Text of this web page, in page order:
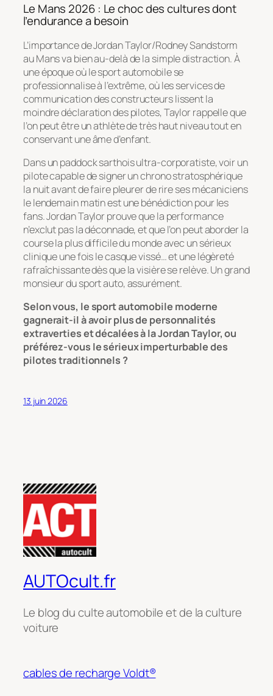
Le Mans 2026 : Le choc des cultures dont
l’endurance a besoin
L’importance de Jordan Taylor/Rodney Sandstorm
au Mans va bien au-delà de la simple distraction. À
une époque où le sport automobile se
professionnalise à l’extrême, où les services de
communication des constructeurs lissent la
moindre déclaration des pilotes, Taylor rappelle que
l’on peut être un athlète de très haut niveau tout en
conservant une âme d’enfant.
Dans un paddock sarthois ultra-corporatiste, voir un
pilote capable de signer un chrono stratosphérique
la nuit avant de faire pleurer de rire ses mécaniciens
le lendemain matin est une bénédiction pour les
fans. Jordan Taylor prouve que la performance
n’exclut pas la déconnade, et que l’on peut aborder la
course la plus difficile du monde avec un sérieux
clinique une fois le casque vissé… et une légèreté
rafraîchissante dès que la visière se relève. Un grand
monsieur du sport auto, assurément.
Selon vous, le sport automobile moderne
gagnerait-il à avoir plus de personnalités
extraverties et décalées à la Jordan Taylor, ou
préférez-vous le sérieux imperturbable des
pilotes traditionnels ?
13 juin 2026
AUTOcult.fr
Le blog du culte automobile et de la culture
voiture
cables de recharge Voldt®